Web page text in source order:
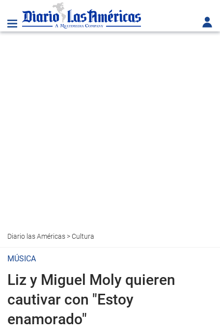
Diario las Américas> Cultura
MÚSICA
Liz y Miguel Moly quieren
cautivar con "Estoy
enamorado"